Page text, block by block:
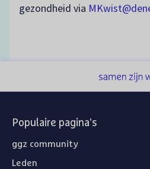
gezondheid via
Populaire pagina's
ggz community
Leden